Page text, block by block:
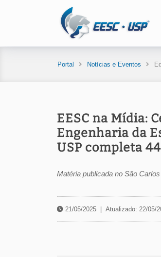
Portal Notícias e Eventos
EESC na Mídia:
Engenharia da
USP completa
Matéria publicada no São Carlos
21/05/2025 Atualizado: 22/05/